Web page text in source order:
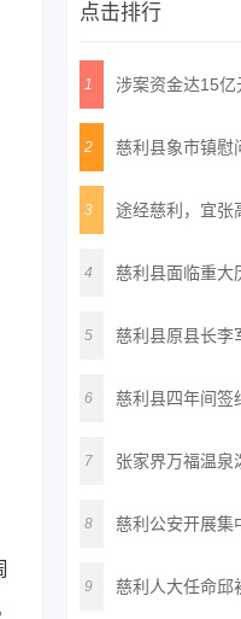
点击排行
1 涉案资金达15亿
2 慈利县象市镇慰
3 途经慈利，宜张
4 慈利县面临重大
5 慈利县原县长李
6 慈利县四年间签
7 张家界万福温泉
8 慈利公安开展集
9 慈利人大任命邱